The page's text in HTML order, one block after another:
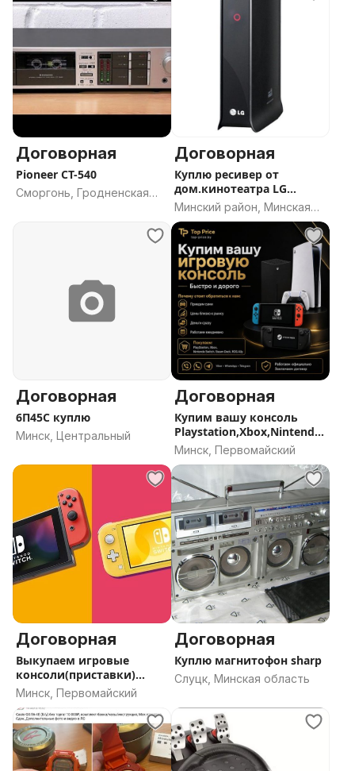
Договорная
Pioneer CT-540
Сморгонь, Гродненская
Договорная
Куплю ресивер от
дом.кинотеатра LG
HB976TZW
Минский район, Минская
область
Договорная
6П45С куплю
Минск, Центральный
Договорная
Купим вашу консоль
Playstation,Xbox,Nintendo,
steamdeck,asus
Минск, Первомайский
Договорная
Выкупаем игровые
консоли(приставки)
Nintendo Switch
Минск, Первомайский
Договорная
Куплю магнитофон sharp
Слуцк, Минская область